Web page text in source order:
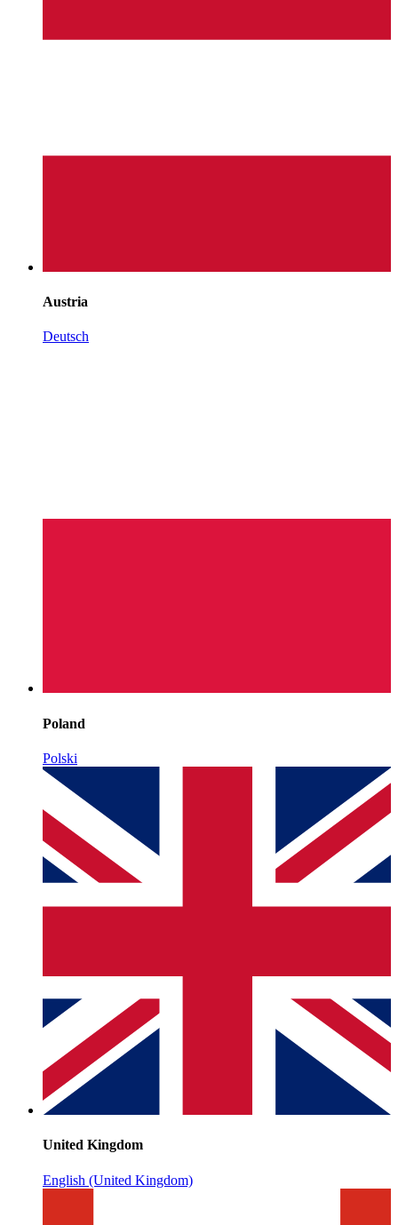
Austria
Deutsch
Poland
Polski
United Kingdom
English (United Kingdom)